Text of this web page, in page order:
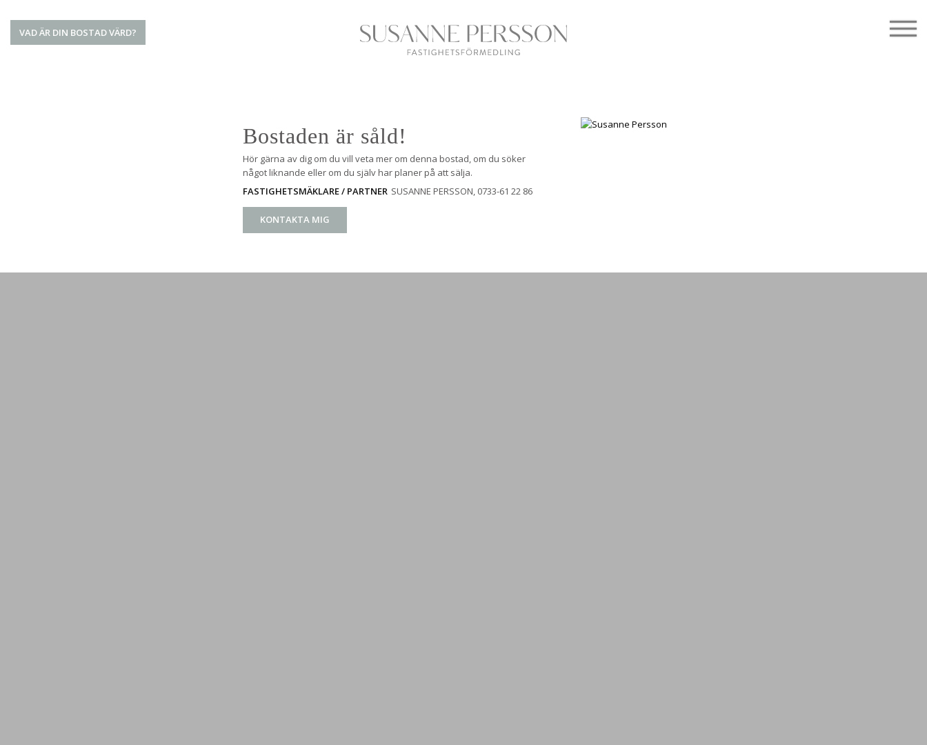
VAD ÄR DIN BOSTAD VÄRD?
Bostaden är såld!
Hör gärna av dig om du vill veta mer om denna bostad, om du söker
något liknande eller om du själv har planer på att sälja.
FASTIGHETSMÄKLARE / PARTNER SUSANNE PERSSON , 0733-61 22 86
KONTAKTA MIG